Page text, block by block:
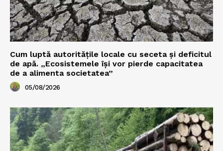
Cum luptă autoritățile locale cu seceta și deficitul
de apă. „Ecosistemele își vor pierde capacitatea
de a alimenta societatea”
05/08/2026